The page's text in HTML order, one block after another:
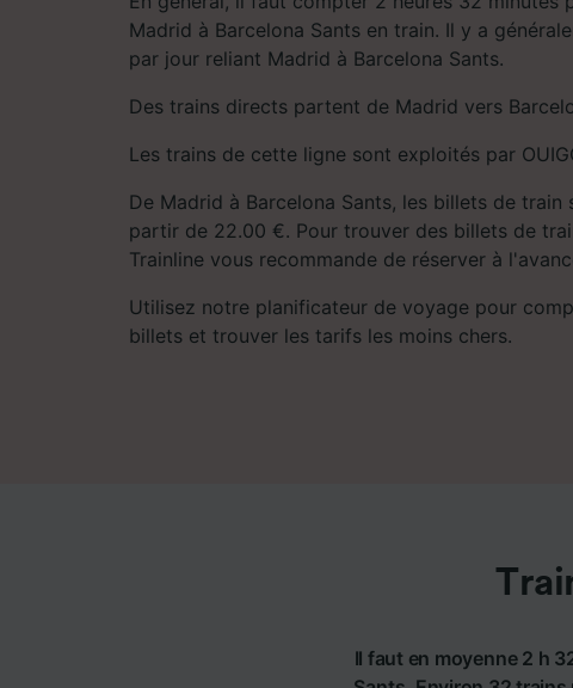
Madrid à Barcelona Sants en train. Il y a
par jour reliant Madrid à Barcelona Sants.
Des trains directs partent de Madrid vers
Les trains de cette ligne sont exploités par
De Madrid à Barcelona Sants, les billets de train
partir de 22.00 €. Pour trouver des billets de
Trainline vous recommande de réserver à
Utilisez notre planificateur de voyage pour
billets et trouver les tarifs les moins chers.
Il faut en moyenne 2 h